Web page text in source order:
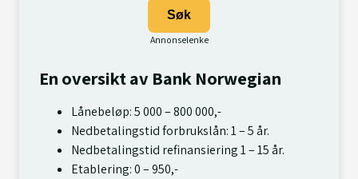
Søk
En oversikt av Bank Norwegian
Lånebeløp: 5 000 – 800 000,-
Nedbetalingstid forbrukslån: 1 – 5 år.
Nedbetalingstid refinansiering 1 – 15 år.
Etablering: 0 – 950,-